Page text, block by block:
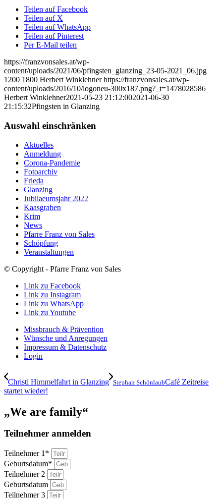
Teilen auf Facebook
Teilen auf X
Teilen auf WhatsApp
Teilen auf Pinterest
Per E-Mail teilen
https://franzvonsales.at/wp-
content/uploads/2021/06/pfingsten_glanzing_23-05-2021_06.jpg
1200 1800 Herbert Winklehner https://franzvonsales.at/wp-
content/uploads/2016/10/logoneu-300x187.png?_t=1478028586
Herbert Winklehner2021-05-23 21:12:002021-06-30
21:15:32Pfingsten in Glanzing
Auswahl einschränken
Aktuelles
Anmeldung
Corona-Pandemie
Fotoarchiv
Frieda
Glanzing
Jubilaeumsjahr 2022
Kaasgraben
Krim
News
Pfarre Franz von Sales
Schöpfung
Veranstaltungen
© Copyright - Pfarre Franz von Sales
Link zu Facebook
Link zu Instagram
Link zu WhatsApp
Link zu Youtube
Missbrauch & Prävention
Wünsche und Anregungen
Impressum & Datenschutz
Login
Christi Himmelfahrt in Glanzing Stephan SchönlaubCafé Zeitreise
startet wieder!
„We are family“
Teilnehmer anmelden
Teilnehmer 1*
Geburtsdatum*
Teilnehmer 2
Geburtsdatum
Teilnehmer 3